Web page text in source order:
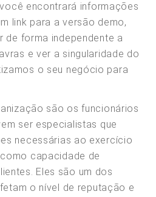
encontrará informações
link para a versão demo,
de forma independente a
e ver a singularidade do
o seu negócio para
são os funcionários
ser especialistas que
necessárias ao exercício
capacidade de
Eles são um dos
o nível de reputação e